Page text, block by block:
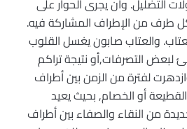
التضليل. وأن يجرى الحوار على
طرف من الإطراف المشاركة فيه.
والعتاب صابون يغسل القلوب
لبعض التصرفات,أو نتيجة تراكم
لفترة من الزمن بين أطراف
أو الخصام, بحيث يعيد
من النقاء والصفاء بين أطراف